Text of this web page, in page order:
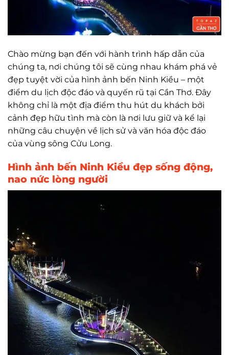
Chào mừng bạn đến với hành trình hấp dẫn của
chúng ta, nơi chúng tôi sẽ cùng nhau khám phá vẻ
đẹp tuyệt vời của hình ảnh bến Ninh Kiều – một
điểm du lịch độc đáo và quyến rũ tại Cần Thơ. Đây
không chỉ là một địa điểm thu hút du khách bởi
cảnh đẹp hữu tình mà còn là nơi lưu giữ và kể lại
những câu chuyện về lịch sử và văn hóa độc đáo
của vùng sông Cửu Long.
Hình ảnh bến Ninh Kiều đẹp sống động,
nao nức lòng người